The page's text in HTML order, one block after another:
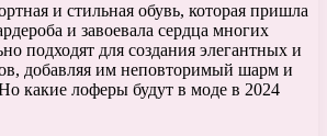
и стильная обувь, которая пришла
и завоевала сердца многих
подходят для создания элегантных и
добавляя им неповторимый шарм и
какие лоферы будут в моде в 2024